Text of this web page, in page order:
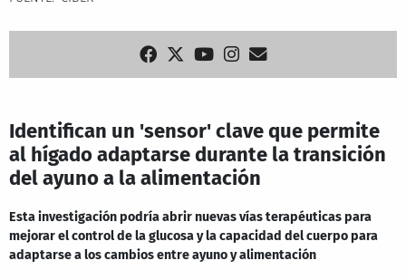
Identifican un 'sensor' clave que permite
al hígado adaptarse durante la transición
del ayuno a la alimentación
Esta investigación podría abrir nuevas vías terapéuticas para
mejorar el control de la glucosa y la capacidad del cuerpo para
adaptarse a los cambios entre ayuno y alimentación